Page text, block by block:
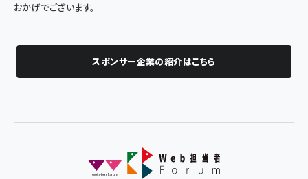
おかげでございます。
スポンサー企業の紹介はこちら